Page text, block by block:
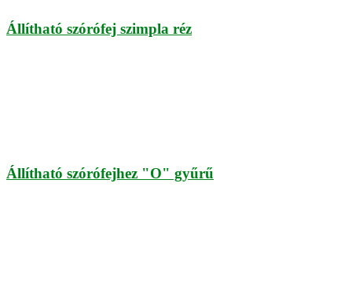
Állítható szórófej szimpla réz
Állítható szórófejhez "O" gyűrű